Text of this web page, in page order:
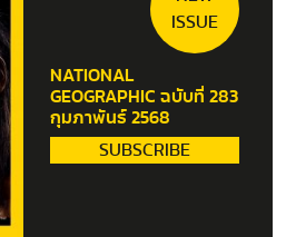
ISSUE
NATIONAL
GEOGRAPHIC ฉบับที่ 283
กุมภาพันธ์ 2568
SUBSCRIBE